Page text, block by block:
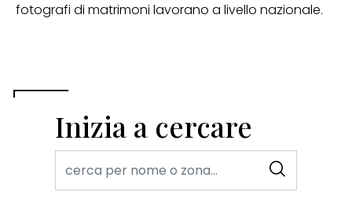
fotografi di matrimoni lavorano a livello nazionale.
Inizia a cercare